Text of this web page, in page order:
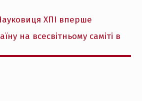
ХПІ вперше
на всесвітньому саміті в